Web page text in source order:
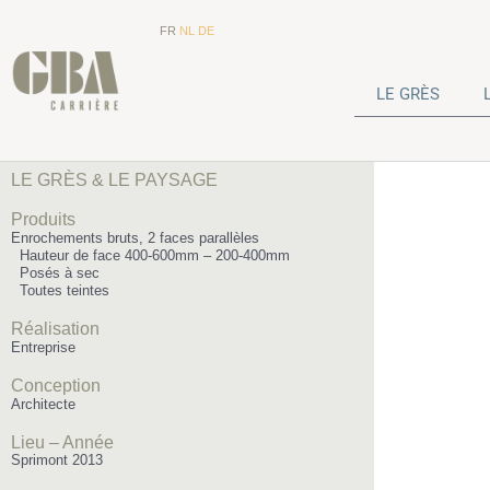
FR NL DE
LE GRÈS
LE GRÈS & LE PAYSAGE
Produits
Enrochements bruts, 2 faces parallèles
Hauteur de face 400-600mm – 200-400mm
Posés à sec
Toutes teintes
Réalisation
Entreprise
Conception
Architecte
Lieu – Année
Sprimont 2013